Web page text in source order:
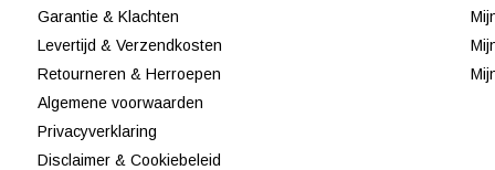
Garantie & Klachten
Levertijd & Verzendkosten
Retourneren & Herroepen
Algemene voorwaarden
Privacyverklaring
Disclaimer & Cookiebeleid